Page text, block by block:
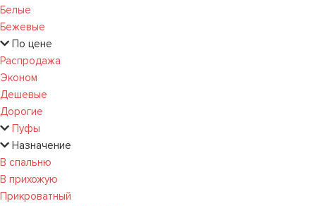
Белые
Бежевые
По цене
Распродажа
Эконом
Дешевые
Дорогие
Пуфы
Назначение
В спальню
В прихожую
Прикроватный